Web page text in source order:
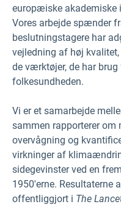
europæiske akademiske
Vores arbejde spænder
beslutningstagere har
vejledning af høj
de værktøjer, de har
folkesundheden.
Vi er et samarbejde
sammen rapporterer om
overvågning og
virkninger af
sidegevinster ved en
1950'erne. Resultaterne
offentliggjort i The